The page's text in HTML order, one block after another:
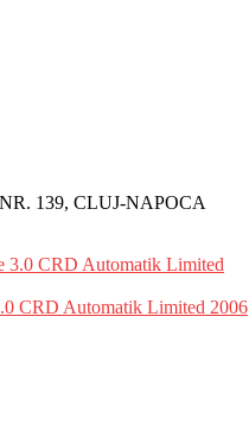
139, CLUJ-NAPOCA
CRD Automatik Limited 2006